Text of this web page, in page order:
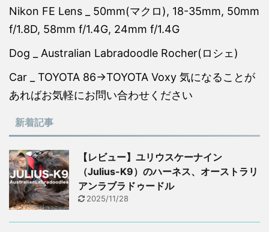
Nikon FE Lens _ 50mm(マクロ), 18-35mm, 50mm
f/1.8D, 58mm f/1.4G, 24mm f/1.4G
Dog _ Australian Labradoodle Rocher(ロシェ)
Car _ TOYOTA 86→TOYOTA Voxy 気になることが
あればお気軽にお問い合わせください
新着記事
【レビュー】ユリウスケーナイン
（Julius-K9）のハーネス、オーストラリ
アンラブラドゥードル
2025/11/28